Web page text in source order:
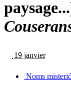
19 janvier
Noms